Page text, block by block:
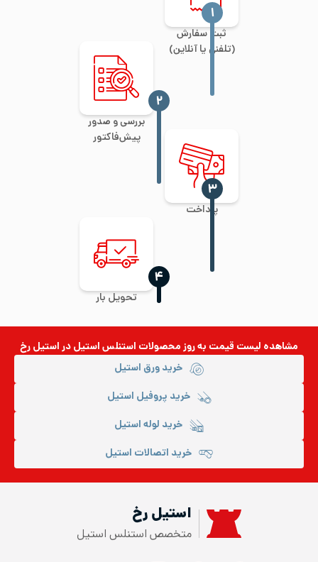
ثبت سفارش
(تلفنی یا آنلاین)
‍۱
بررسی و صدور
پیش‌فاکتور
‍۲
پرداخت
‍۳
تحویل بار
‍۴
مشاهده لیست قیمت به روزمحصولات استنلس استیلدر استیل رخ
خرید ورق استیل
خرید پروفیل استیل
خرید لوله استیل
خرید اتصالات استیل
استیل رخ
متخصص استنلس استیل